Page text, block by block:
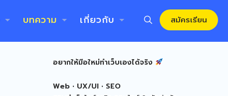
บทความ เกี่ยวกับ สมัครเรียน
อยากให้มือใหม่ทำเว็บเองได้จริง
Web • UX/UI • SEO